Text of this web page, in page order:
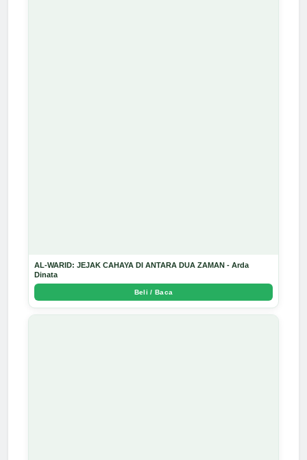
AL-WARID: JEJAK CAHAYA DI ANTARA DUA ZAMAN - Arda
Dinata
Beli / Baca